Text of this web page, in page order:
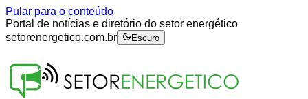
Pular para o conteúdo
Portal de notícias e diretório do setor energético
setorenergetico.com.br
Escuro